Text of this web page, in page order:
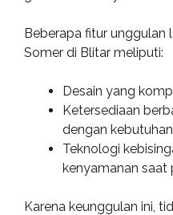
Beberapa fitur unggulan
Somer di Blitar meliputi:
Desain yang
Ketersediaan
dengan kebutuhan
Teknologi
kenyamanan saat
Karena keunggulan ini,